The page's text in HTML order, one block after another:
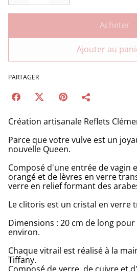
Acheter
Ajouter au
PARTAGER
Création artisanale Reflets
Parce que votre vulve est un
nouvelle Queen.
Composé d'une entrée de vagin
orangé et de lèvres en verre
verre en relief formant des
Le clitoris est un cristal en verre
Dimensions : 20 cm de long
environ.
Chaque vitrail est réalisé à la
Tiffany.